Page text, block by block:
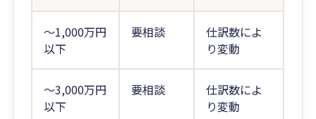
～1,000万円
以下
要相談
仕訳数によ
り変動
～3,000万円
以下
要相談
仕訳数によ
り変動